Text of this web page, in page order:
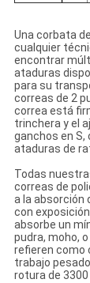
Una corbata
cualquier
encontrar
ataduras
para su
correas de 2
correa está
trinchera y el
ganchos en S,
ataduras de
Todas
correas de
a la absorción
con
absorbe un
pudra, moho,
refieren como
trabajo
rotura de 3300